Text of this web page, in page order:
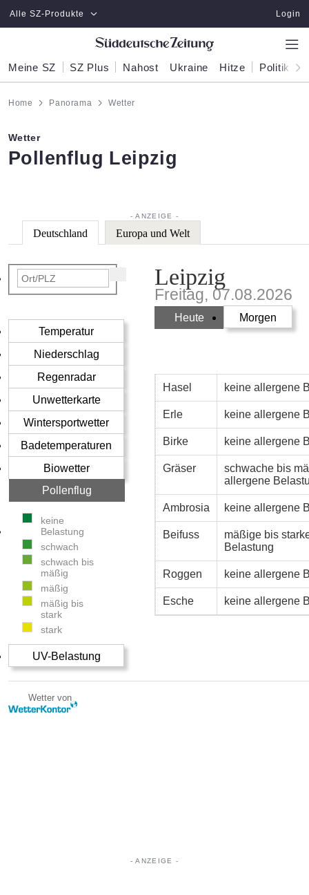
Zum Hauptinhalt springen
Alle SZ-Produkte Login
Meine SZ SZ Plus Nahost Ukraine Hitze Politik
Home Panorama Wetter
Wetter
:
Pollenflug Leipzig
Deutschland Europa und Welt
Temperatur
Niederschlag
Regenradar
Unwetterkarte
Wintersportwetter
Badetemperaturen
Biowetter
Pollenflug
keine
Belastung
schwach
schwach bis
mäßig
mäßig
mäßig bis
stark
stark
UV-Belastung
Leipzig
Freitag, 07.08.2026
Heute Morgen
Hasel keine allergene
Erle keine allergene
Birke keine allergene
Gräser
schwache bis
allergene
Ambrosia keine allergene
Beifuss
mäßige bis
Belastung
Roggen keine allergene
Esche keine allergene
Wetter von